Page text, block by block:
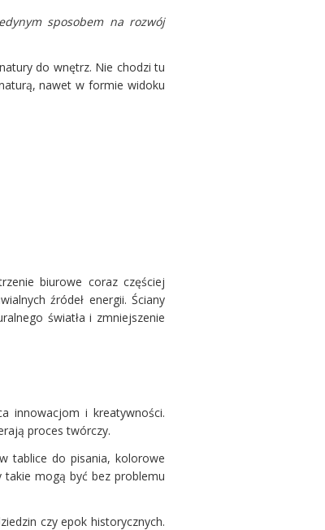
sposobem na rozwój
do wnętrz. Nie chodzi tu
nawet w formie widoku
biurowe coraz częściej
źródeł energii. Ściany
światła i zmniejszenie
innowacjom i kreatywności.
proces twórczy.
tablice do pisania, kolorowe
mogą być bez problemu
czy epok historycznych.